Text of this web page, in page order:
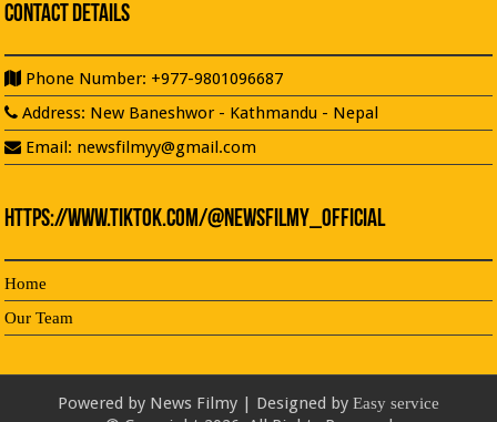
Contact Details
Phone Number: +977-9801096687
Address: New Baneshwor - Kathmandu - Nepal
Email: newsfilmyy@gmail.com
https://www.tiktok.com/@newsfilmy_official
Home
Our Team
Powered by News Filmy | Designed by Easy service